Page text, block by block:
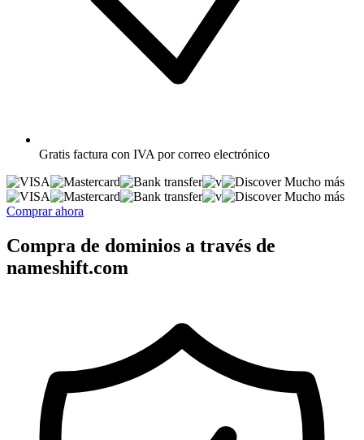
Gratis factura con IVA por correo electrónico
Mucho más
Mucho más
Comprar ahora
Compra de dominios a través de
nameshift.com